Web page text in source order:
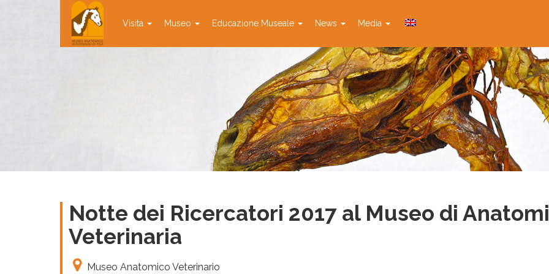
Visita Museo Educazione Museale News Media
Notte dei Ricercatori 2017 al Museo di
Veterinaria
Museo Anatomico Veterinario